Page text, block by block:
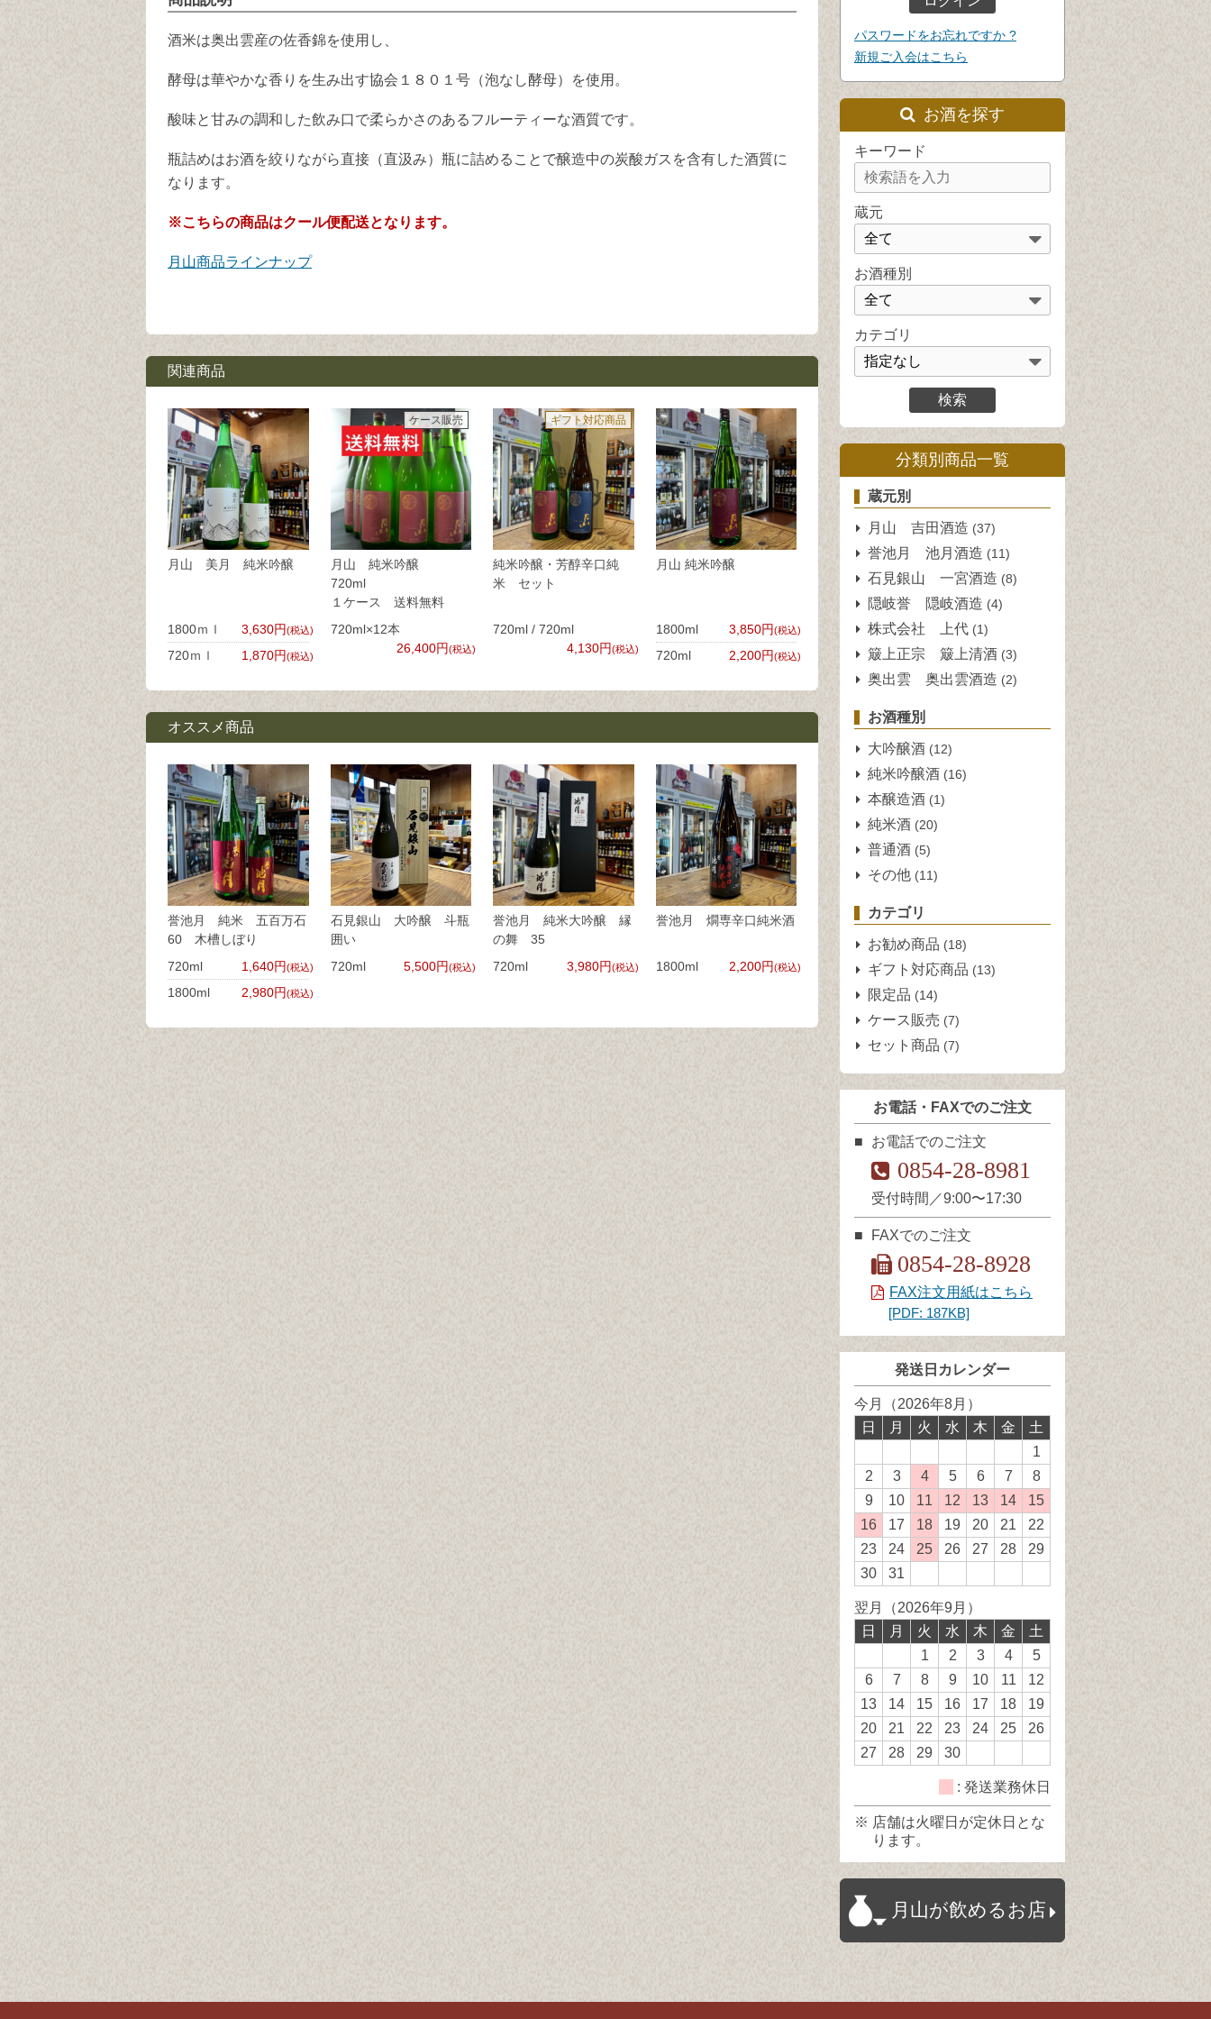
酒米は奥出雲産の佐香錦を使用し、
酵母は華やかな香りを生み出す協会１８０１号（泡なし酵母）を使用。
酸味と甘みの調和した飲み口で柔らかさのあるフルーティーな酒質です。
瓶詰めはお酒を絞りながら直接（直汲み）瓶に詰めることで醸造中の炭酸ガスを含有した酒質に
なります。
※こちらの商品はクール便配送となります。
月山商品ラインナップ
関連商品
月山 美月 純米吟醸
1800ｍｌ 3,630円(税込)
720ｍｌ 1,870円(税込)
月山 純米吟醸
720ml
１ケース 送料無料
ケース販売
720ml×12本
26,400円(税込)
純米吟醸・芳醇辛口純
米 セット
ギフト対応商品
720ml / 720ml
4,130円(税込)
月山 純米吟醸
1800ml 3,850円(税込)
720ml 2,200円(税込)
オススメ商品
誉池月 純米 五百万石
60 木槽しぼり
720ml
1,640円(税込)
1800ml 2,980円(税込)
石見銀山 大吟醸 斗瓶
囲い
720ml
5,500円(税込)
誉池月 純米大吟醸 縁
の舞 35
720ml
3,980円(税込)
誉池月 燗専辛口純米酒
1800ml 2,200円(税込)
パスワードをお忘れですか ?
新規ご入会はこちら
お酒を探す
キーワード
蔵元
お酒種別
カテゴリ
分類別商品一覧
蔵元別
月山 吉田酒造 (37)
誉池月 池月酒造 (11)
石見銀山 一宮酒造 (8)
隠岐誉 隠岐酒造 (4)
株式会社 上代 (1)
簸上正宗 簸上清酒 (3)
奥出雲 奥出雲酒造 (2)
お酒種別
大吟醸酒 (12)
純米吟醸酒 (16)
本醸造酒 (1)
純米酒 (20)
普通酒 (5)
その他 (11)
カテゴリ
お勧め商品 (18)
ギフト対応商品 (13)
限定品 (14)
ケース販売 (7)
セット商品 (7)
お電話・FAXでのご注文
お電話でのご注文
0854-28-8981
受付時間／9:00〜17:30
FAXでのご注文
0854-28-8928
FAX注文用紙はこちら
[PDF: 187KB]
発送日カレンダー
今月（2026年8月）
日
月 火 水 木 金
土
1
2
3 4発
送
業
務
休
日
5 6 7
8
9
10 11 発
送
業
務
休
日
12 発
送
業
務
休
日
13 発
送
業
務
休
14 発
送
業
務
休
15
務
休
16 発
送
業
務
休
日
17 18 発
送
務
休
日
19 20 21
22
23
24 25 発
務
休
26 27 28
29
30
31
翌月（2026年9月）
日
月 火 水 木 金
土
1
2 3 4
5
6
7 8 9 10 11
12
13
14 15 16 17 18
19
20
21 22 23 24 25
26
27
28 29 30
: 発送業務休日
※ 店舗は火曜日が定休日とな
ります。
月山が飲めるお店